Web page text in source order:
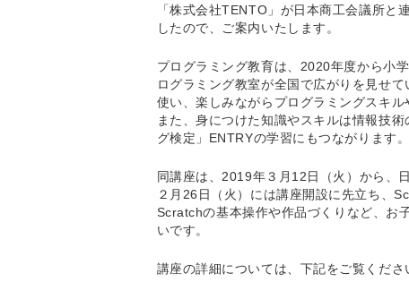
「株式会社TENTO」が日本商工会議所と
したので、ご案内いたします。
プログラミング教育は、2020年度から小
ログラミング教室が全国で広がりを見せ
使い、楽しみながらプログラミングスキ
また、身につけた知識やスキルは情報技
グ検定」ENTRYの学習にもつながります。
同講座は、2019年３月12日（火）から、
２月26日（火）には講座開設に先立ち、
Scratchの基本操作や作品づくりなど、お
いです。
講座の詳細については、下記をご覧くださ